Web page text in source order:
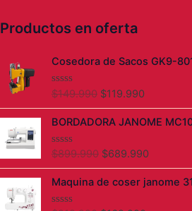
Productos en oferta
Cosedora de Sacos GK9-
V
o
a
d
c
o
0
$149.990
El
precio
era:
$119.990
precio
es:
BORDADORA JANOME
V
o
a
$899.990
El
precio
era:
$689.990
El
precio
es:
Maquina de coser janome
El
precio
El
precio